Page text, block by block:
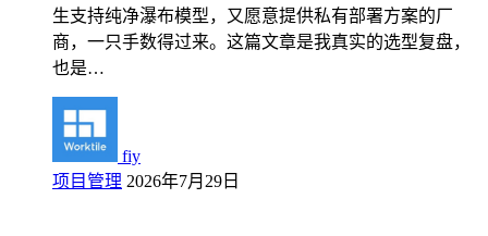
生支持纯净瀑布模型，又愿意提供私有部署方案的厂
商，一只手数得过来。这篇文章是我真实的选型复盘，
也是…
fiy
项目管理 2026年7月29日